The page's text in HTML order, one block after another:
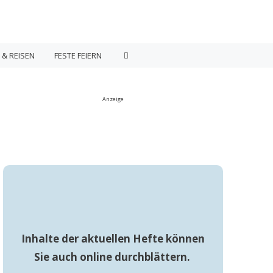
REISEN FESTE FEIERN
Anzeige
Inhalte der aktuellen Hefte können
Sie auch online durchblättern.